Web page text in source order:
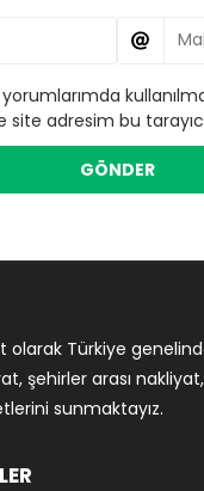
adresim bu
olarak Türkiye
şehirler arası
sunmaktayız.